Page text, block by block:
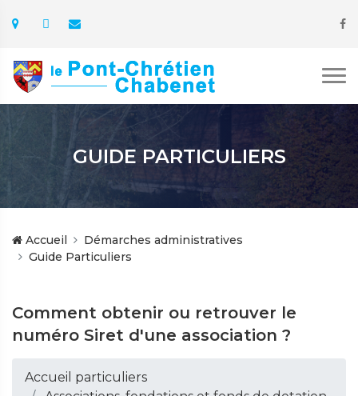
GUIDE PARTICULIERS
Accueil
Démarches administratives
Guide Particuliers
Comment obtenir ou retrouver le
numéro Siret d'une association ?
Accueil particuliers